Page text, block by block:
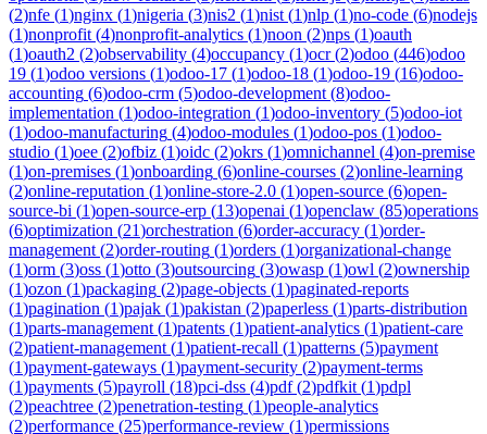
(2)nfe (1)nginx (1)nigeria (3)nis2 (1)nist (1)nlp (1)no-code (6)nodejs
(1)nonprofit (4)nonprofit-analytics (1)noon (2)nps (1)oauth
(1)oauth2 (2)observability (4)occupancy (1)ocr(2)odoo (446)odoo
19 (1)odoo versions (1)odoo-17 (1)odoo-18 (1)odoo-19 (16)odoo-
accounting (6)odoo-crm (5)odoo-development (8)odoo-
implementation (1)odoo-integration (1)odoo-inventory (5)odoo-iot
(1)odoo-manufacturing (4)odoo-modules (1)odoo-pos (1)odoo-
studio (1)oee (2)ofbiz (1)oidc (2)okrs (1)omnichannel (4)on-premise
(1)on-premises (1)onboarding (6)online-courses (2)online-learning
(2)online-reputation (1)online-store-2.0 (1)open-source (6)open-
source-bi (1)open-source-erp (13)openai (1)openclaw (85)operations
(6)optimization (21)orchestration (6)order-accuracy (1)order-
management (2)order-routing (1)orders (1)organizational-change
(1)orm (3)oss (1)otto (3)outsourcing (3)owasp (1)owl (2)ownership
(1)ozon (1)packaging (2)page-objects (1)paginated-reports
(1)pagination (1)pajak (1)pakistan (2)paperless (1)parts-distribution
(1)parts-management (1)patents (1)patient-analytics (1)patient-care
(2)patient-management (1)patient-recall (1)patterns (5)payment
(1)payment-gateways (1)payment-security (2)payment-terms
(1)payments (5)payroll (18)pci-dss (4)pdf(2)pdfkit (1)pdpl
(2)peachtree (2)penetration-testing (1)people-analytics
(2)performance (25)performance-review (1)permissions